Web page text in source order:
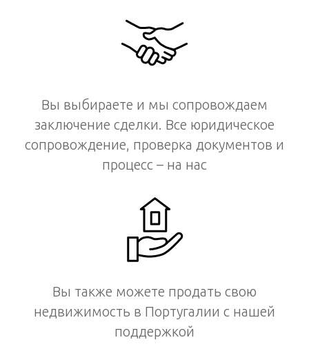
Вы выбираете и мы сопровождаем
заключение сделки. Все юридическое
сопровождение, проверка документов и
процесс – на нас
Вы также можете продать свою
недвижимость в Португалии с нашей
поддержкой